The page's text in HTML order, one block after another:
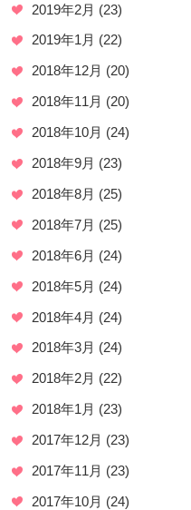
2019年2月 (23)
2019年1月 (22)
2018年12月 (20)
2018年11月 (20)
2018年10月 (24)
2018年9月 (23)
2018年8月 (25)
2018年7月 (25)
2018年6月 (24)
2018年5月 (24)
2018年4月 (24)
2018年3月 (24)
2018年2月 (22)
2018年1月 (23)
2017年12月 (23)
2017年11月 (23)
2017年10月 (24)